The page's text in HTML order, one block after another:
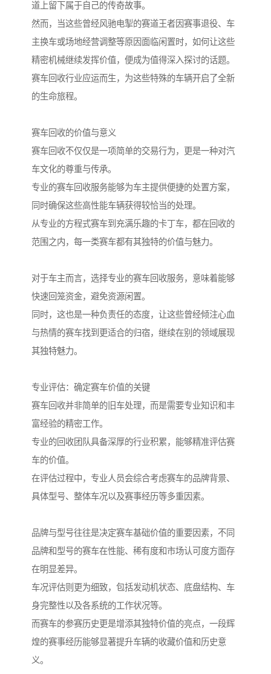
道上留下属于自己的传奇故事。
然而，当这些曾经风驰电掣的赛道王者因赛事退役、车
主换车或场地经营调整等原因面临闲置时，如何让这些
精密机械继续发挥价值，便成为值得深入探讨的话题。
赛车回收行业应运而生，为这些特殊的车辆开启了全新
的生命旅程。
赛车回收的价值与意义
赛车回收不仅仅是一项简单的交易行为，更是一种对汽
车文化的尊重与传承。
专业的赛车回收服务能够为车主提供便捷的处置方案，
同时确保这些高性能车辆获得较恰当的处理。
从专业的方程式赛车到充满乐趣的卡丁车，都在回收的
范围之内，每一类赛车都有其独特的价值与魅力。
对于车主而言，选择专业的赛车回收服务，意味着能够
快速回笼资金，避免资源闲置。
同时，这也是一种负责任的态度，让这些曾经倾注心血
与热情的赛车找到更适合的归宿，继续在别的领域展现
其独特魅力。
专业评估：确定赛车价值的关键
赛车回收并非简单的旧车处理，而是需要专业知识和丰
富经验的精密工作。
专业的回收团队具备深厚的行业积累，能够精准评估赛
车的价值。
在评估过程中，专业人员会综合考虑赛车的品牌背景、
具体型号、整体车况以及赛事经历等多重因素。
品牌与型号往往是决定赛车基础价值的重要因素，不同
品牌和型号的赛车在性能、稀有度和市场认可度方面存
在明显差异。
车况评估则更为细致，包括发动机状态、底盘结构、车
身完整性以及各系统的工作状况等。
而赛车的参赛历史更是增添其独特价值的亮点，一段辉
煌的赛事经历能够显著提升车辆的收藏价值和历史意
义。